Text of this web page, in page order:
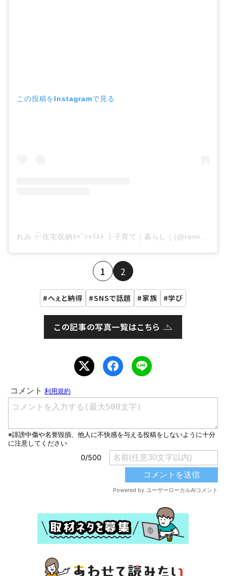
この投稿をInstagramで見る
1 2
へぇと納得 SNSで話題 家族 学び
この記事の写真一覧はこちら